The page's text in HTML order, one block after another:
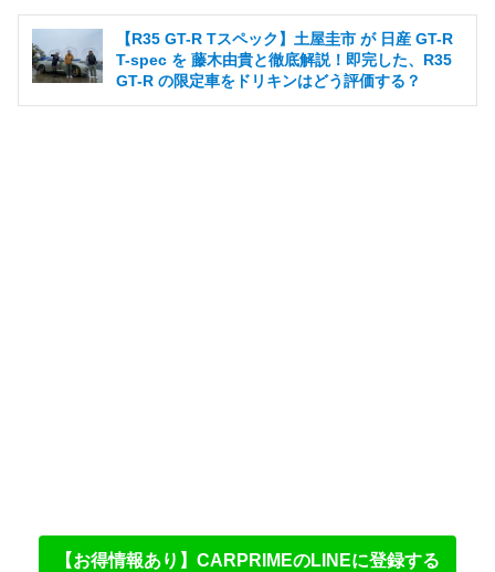
【R35 GT-R Tスペック】土屋圭市 が 日産 GT-R
T-spec を 藤木由貴と徹底解説！即完した、R35
GT-R の限定車をドリキンはどう評価する？
【お得情報あり】CARPRIMEのLINEに登録する